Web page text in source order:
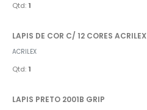
Qtd: 1
LAPIS DE COR C/ 12 CORES ACRILEX
ACRILEX
Qtd: 1
LAPIS PRETO 2001B GRIP